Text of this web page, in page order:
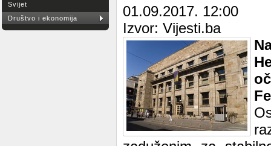
Svijet
Društvo i ekonomija
01.09.2017. 12:00
Izvor: Vijesti.ba